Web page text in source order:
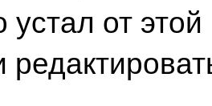
устал от